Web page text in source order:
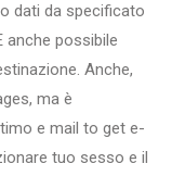
dati da specificato
anche possibile
Anche,
ma è
e mail to get e-
tuo sesso e il